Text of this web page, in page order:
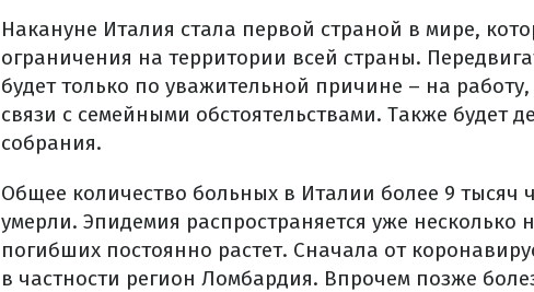
Накануне Италия стала первой страной в мире,
ограничения на территории всей страны.
будет только по уважительной причине – на
связи с семейными обстоятельствами. Также будет
собрания.
Общее количество больных в Италии более 9 тысяч
умерли. Эпидемия распространяется уже несколько
погибших постоянно растет. Сначала от
в частности регион Ломбардия. Впрочем позже